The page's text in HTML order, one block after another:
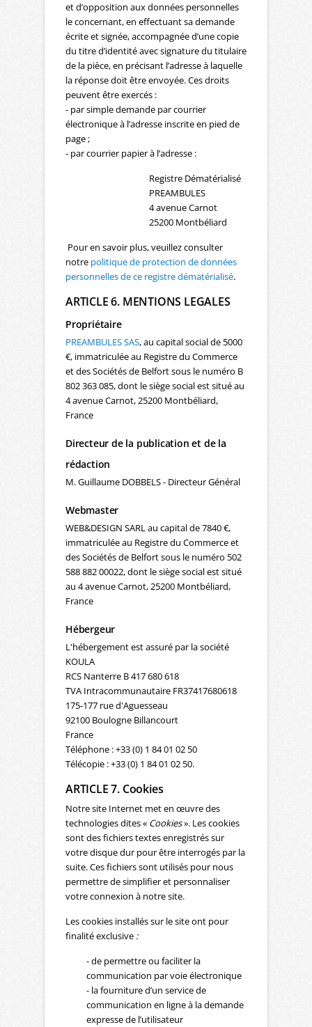
et d’opposition aux données personnelles
le concernant, en effectuant sa demande
écrite et signée, accompagnée d’une copie
du titre d’identité avec signature du titulaire
de la pièce, en précisant l’adresse à laquelle
la réponse doit être envoyée. Ces droits
peuvent être exercés :
- par simple demande par courrier
électronique à l’adresse inscrite en pied de
page ;
- par courrier papier à l’adresse :
Registre Dématérialisé
PREAMBULES
4 avenue Carnot
25200 Montbéliard
Pour en savoir plus, veuillez consulter
notre politique de protection de données
personnelles de ce registre dématérialisé.
ARTICLE 6. MENTIONS LEGALES
Propriétaire
PREAMBULES SAS, au capital social de 5000
€, immatriculée au Registre du Commerce
et des Sociétés de Belfort sous le numéro B
802 363 085, dont le siège social est situé au
4 avenue Carnot, 25200 Montbéliard,
France
Directeur de la publication et de la
rédaction
M. Guillaume DOBBELS - Directeur Général
Webmaster
WEB&DESIGN SARL au capital de 7840 €,
immatriculée au Registre du Commerce et
des Sociétés de Belfort sous le numéro 502
588 882 00022, dont le siège social est situé
au 4 avenue Carnot, 25200 Montbéliard,
France
Hébergeur
L'hébergement est assuré par la société
KOULA
RCS Nanterre B 417 680 618
TVA Intracommunautaire FR37417680618
175-177 rue d'Aguesseau
92100 Boulogne Billancourt
France
Téléphone : +33 (0) 1 84 01 02 50
Télécopie : +33 (0) 1 84 01 02 50.
ARTICLE 7. Cookies
Notre site Internet met en œuvre des
technologies dites « Cookies». Les cookies
sont des fichiers textes enregistrés sur
votre disque dur pour être interrogés par la
suite. Ces fichiers sont utilisés pour nous
permettre de simplifier et personnaliser
votre connexion à notre site.
Les cookies installés sur le site ont pour
finalité exclusive :
- de permettre ou faciliter la
communication par voie électronique
- la fourniture d’un service de
communication en ligne à la demande
expresse de l’utilisateur